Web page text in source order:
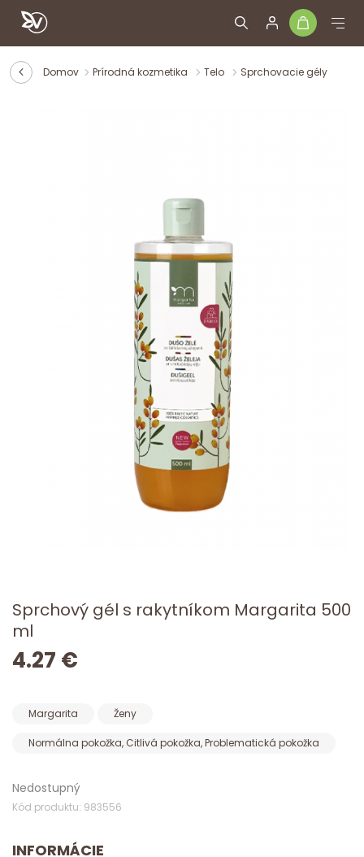
Domov Prírodná kozmetika Telo Sprchovacie gély
Sprchový gél s rakytníkom Margarita 500
ml
4.27 €
Margarita Ženy
Normálna pokožka, Citlivá pokožka, Problematická pokožka
Nedostupný
Kód produktu: 983556
INFORMÁCIE